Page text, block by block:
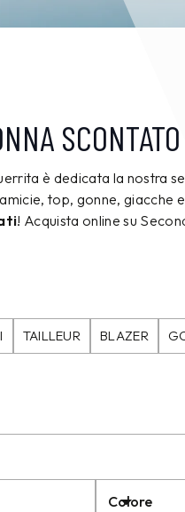
SCONTATO
è dedicata la nostra
top, gonne, giacche
! Acquista online su
TAILLEUR BLAZER
Colore